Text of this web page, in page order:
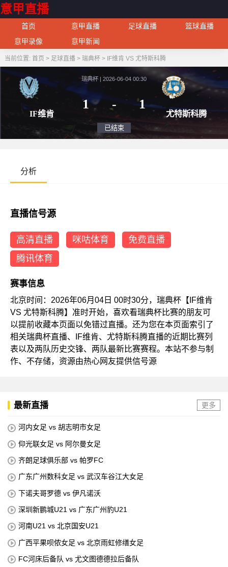
意甲直播
首页 意甲直播 足球直播
篮球直播
意甲录像
意甲新闻
当前位置: 首页 > 足球直播> 瑞典杯> IF维肯 VS 尤特斯科腾
IF维肯
瑞典杯 | 2026-06-04 00:30
1
尤特
分析
直播信号源
高清直播 咪咕体育
免费直播
腾讯体育
赛事信息
北京时间：2026年06月04日 00时30分，瑞典杯【IF维肯
VS 尤特斯科腾】准时开始，喜欢看瑞典杯比赛的朋友可
以提前收藏本页面以免错过直播。还为您在本页面索引了
相关瑞典杯直播、IF维肯、尤特斯科腾直播的近期比赛列
表以及两队历史交锋、两队最新比赛赛程。本站不参与制
作、不存储，资源由热心网友提供信号源
最新直播 更多
河内女足 vs 胡志明市女足
仰光联女足 vs 阿尔曼女足
齐朗足球俱乐部 vs 帕罗FC
广东广州数科女足 vs 武汉车谷江大女足
下诺夫哥罗德 vs 伊凡诺沃
深圳新鹏城U21 vs 广东广州豹U21
河南U21 vs 北京国安U21
广西平果呗侬女足 vs 北京雨虹修缮女足
FC河床后备队 vs 尤文图德德拉后备队